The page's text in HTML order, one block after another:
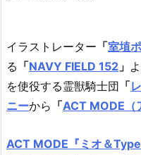
イラストレーター 「室埴
る 「NAVY FIELD 152 」
を使役する霊獣騎士団 「
ニーから 「ACT MODE（
ACT MODE『ミオ＆